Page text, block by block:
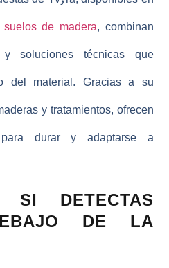
de madera, combinan
y soluciones técnicas que
del material. Gracias a su
y tratamientos, ofrecen
para durar y adaptarse a
SI DETECTAS
DE LA